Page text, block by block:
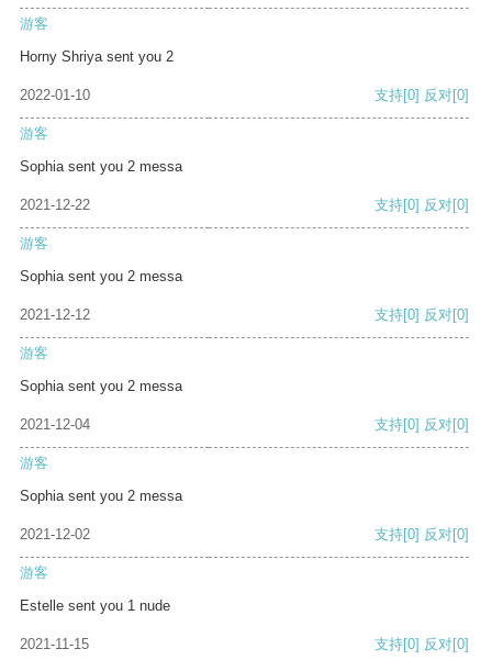
游客
Horny Shriya sent you 2
2022-01-10 支持[0] 反对[0]
游客
Sophia sent you 2 messa
2021-12-22 支持[0] 反对[0]
游客
Sophia sent you 2 messa
2021-12-12 支持[0] 反对[0]
游客
Sophia sent you 2 messa
2021-12-04 支持[0] 反对[0]
游客
Sophia sent you 2 messa
2021-12-02 支持[0] 反对[0]
游客
Estelle sent you 1 nude
2021-11-15 支持[0] 反对[0]